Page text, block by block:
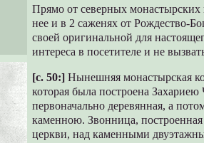
Прямо от северных монастырских
нее и в 2 саженях от Рождество-
своей оригинальной для
интереса в посетителе и не
[c. 50:]Нынешняя монастырская
которая была построена
первоначально деревянная, а
каменною. Звонница,
церкви, над каменными